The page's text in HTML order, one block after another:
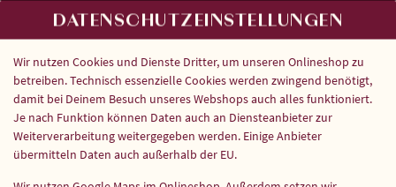
DATENSCHUTZEINSTELLUNGEN
Wir nutzen Cookies und Dienste Dritter, um unseren Onlineshop zu
betreiben. Technisch essenzielle Cookies werden zwingend benötigt,
damit bei Deinem Besuch unseres Webshops auch alles funktioniert.
Je nach Funktion können Daten auch an Diensteanbieter zur
Weiterverarbeitung weitergegeben werden. Einige Anbieter
übermitteln Daten auch außerhalb der EU.
VEGAN LAMB BHUNA